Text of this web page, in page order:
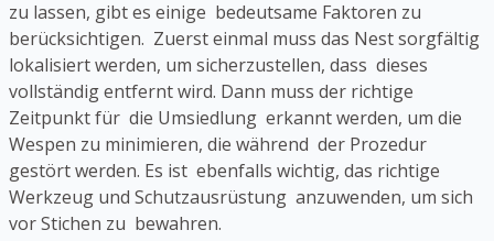
zu lassen, gibt es einige bedeutsame Faktoren zu
berücksichtigen. Zuerst einmal muss das Nest sorgfältig
lokalisiert werden, um sicherzustellen, dass dieses
vollständig entfernt wird. Dann muss der richtige
Zeitpunkt für die Umsiedlung erkannt werden, um die
Wespen zu minimieren, die während der Prozedur
gestört werden. Es ist ebenfalls wichtig, das richtige
Werkzeug und Schutzausrüstung anzuwenden, um sich
vor Stichen zu bewahren.